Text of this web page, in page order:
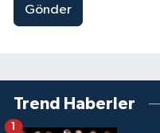
Gönder
Trend Haberler
1